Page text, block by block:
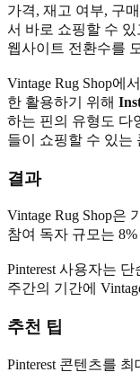
가격, 재고 여부, 구
서 바로 쇼핑할 수
웹사이트 전환수를
Vintage Rug Shop에
한 활용하기 위해
하는 핀의 유형도 다
들이 쇼핑할 수 있는
결과
Vintage Rug Shop은
참여 독자 규모는
Pinterest 사용자는
주간의 기간에
추천 팁
Pinterest 콘텐츠를